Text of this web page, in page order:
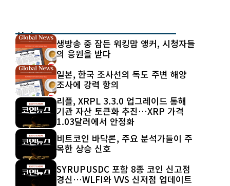
최신 글
생방송 중 잠든 워킹맘 앵커, 시청자들
의 응원을 받다
일본, 한국 조사선의 독도 주변 해양
조사에 강력 항의
리플, XRPL 3.3.0 업그레이드 통해
기관 자산 토큰화 추진…XRP 가격
1.03달러에서 안정화
비트코인 바닥론, 주요 분석가들이 주
목한 상승 신호
SYRUPUSDC 포함 8종 코인 신고점
경신…WLFI와 VVS 신저점 업데이트